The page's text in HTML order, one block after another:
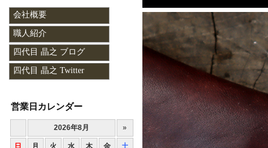
会社概要
職人紹介
四代目 晶之 ブログ
四代目 晶之 Twitter
営業日カレンダー